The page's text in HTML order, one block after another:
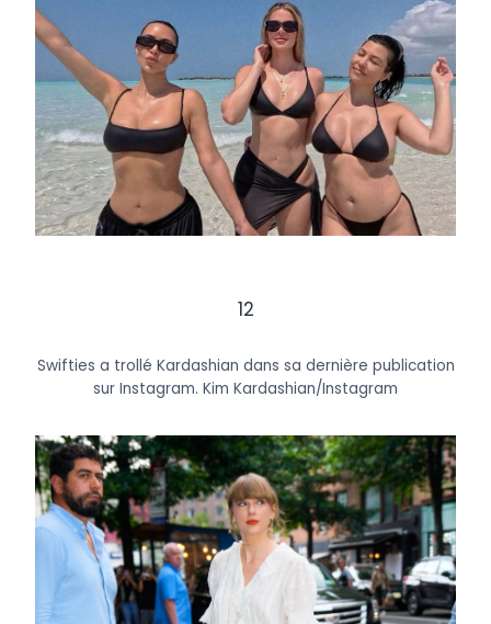
12
Swifties a trollé Kardashian dans sa dernière publication
sur Instagram. Kim Kardashian/Instagram